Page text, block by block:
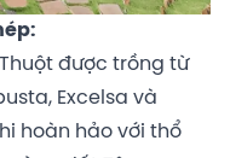
được trồng từ
Excelsa và
hoàn hảo với thổ